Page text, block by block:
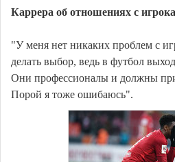
Каррера об отношениях с
"У меня нет никаких проблем с
делать выбор, ведь в футбол
Они профессионалы и должны
Порой я тоже ошибаюсь".